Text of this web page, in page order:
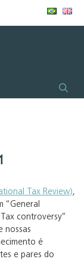
Tax Review),
“General
controversy”
nossas
é
e pares do